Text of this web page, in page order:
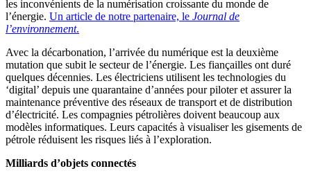
les inconvénients de la numérisation croissante du monde de
l’énergie. Un article de notre partenaire, le Journal de
l’environnement.
Avec la décarbonation, l’arrivée du numérique est la deuxième
mutation que subit le secteur de l’énergie. Les fiançailles ont duré
quelques décennies. Les électriciens utilisent les technologies du
‘digital’ depuis une quarantaine d’années pour piloter et assurer la
maintenance préventive des réseaux de transport et de distribution
d’électricité. Les compagnies pétrolières doivent beaucoup aux
modèles informatiques. Leurs capacités à visualiser les gisements de
pétrole réduisent les risques liés à l’exploration.
Milliards d’objets connectés